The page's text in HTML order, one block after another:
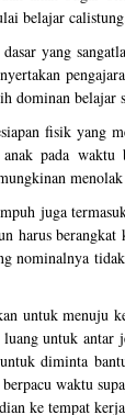
belajar
yang
dominan
fisik yang
pada
juga
harus
nominalnya
untuk menuju
untuk antar
diminta
waktu
ke tempat